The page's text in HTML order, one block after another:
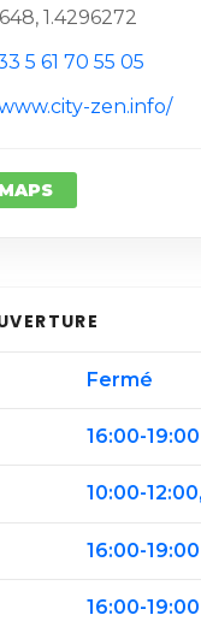
1.4296272
5 61 70 55 05
zen.info/
Fermé
16:00-19:00
10:00-
16:00-19:00
16:00-19:00